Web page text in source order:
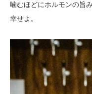
噛むほどにホルモンの旨
幸せよ。